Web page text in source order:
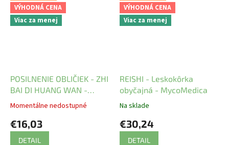
VÝHODNÁ CENA
Viac za menej
POSILNENIE OBLIČIEK - ZHI
BAI DI HUANG WAN -
Henan Wanxi BWH5.9
Momentálne nedostupné
€16,03
DETAIL
VÝHODNÁ CENA
Viac za menej
REISHI - Leskokôrka
obyčajná - MycoMedica
Na sklade
€30,24
DETAIL